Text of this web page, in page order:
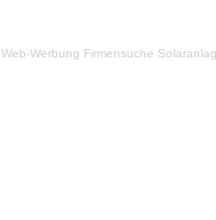
Web-Werbung Firmensuche